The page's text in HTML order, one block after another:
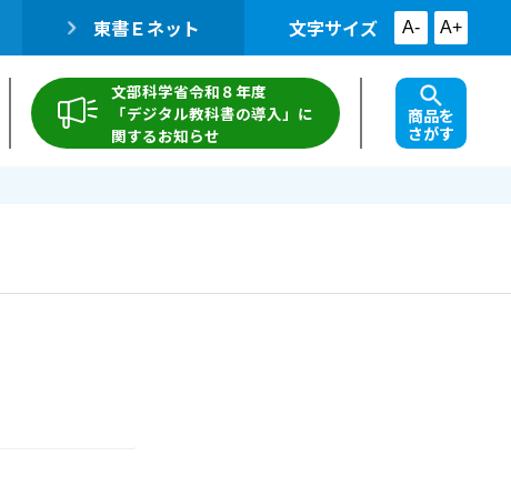
東書Ｅネット 文字サイズ A- A+
文部科学省令和８年度
「デジタル教科書の導入」に
関するお知らせ
商品を
さがす